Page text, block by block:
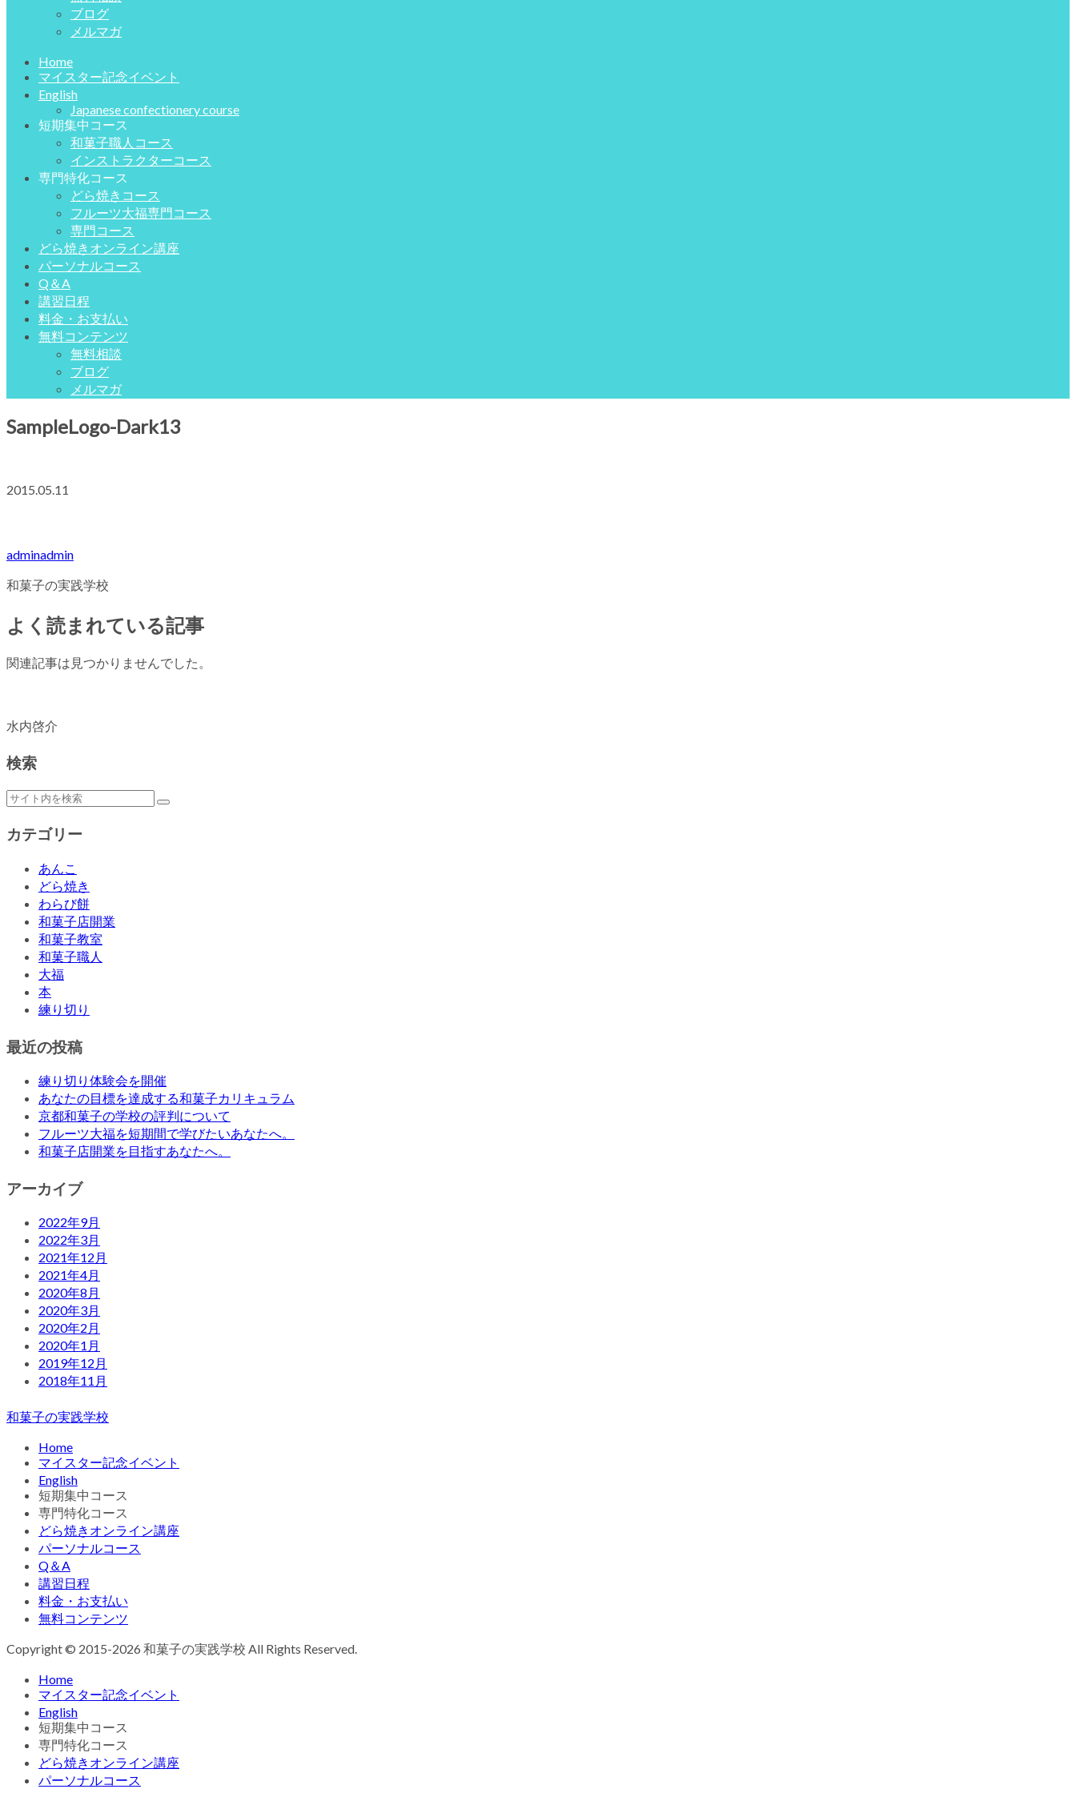
ブログ
メルマガ
Home
マイスター記念イベント
English
Japanese confectionery course
短期集中コース
和菓子職人コース
インストラクターコース
専門特化コース
どら焼きコース
フルーツ大福専門コース
専門コース
どら焼きオンライン講座
パーソナルコース
Q＆A
講習日程
料金・お支払い
無料コンテンツ
無料相談
ブログ
メルマガ
SampleLogo-Dark13
2015.05.11
adminadmin
和菓子の実践学校
よく読まれている記事
関連記事は見つかりませんでした。
水内啓介
検索
カテゴリー
あんこ
どら焼き
わらび餅
和菓子店開業
和菓子教室
和菓子職人
大福
本
練り切り
最近の投稿
練り切り体験会を開催
あなたの目標を達成する和菓子カリキュラム
京都和菓子の学校の評判について
フルーツ大福を短期間で学びたいあなたへ。
和菓子店開業を目指すあなたへ。
アーカイブ
2022年9月
2022年3月
2021年12月
2021年4月
2020年8月
2020年3月
2020年2月
2020年1月
2019年12月
2018年11月
和菓子の実践学校
Home
マイスター記念イベント
English
短期集中コース
専門特化コース
どら焼きオンライン講座
パーソナルコース
Q＆A
講習日程
料金・お支払い
無料コンテンツ
Copyright © 2015-2026 和菓子の実践学校 All Rights Reserved.
Home
マイスター記念イベント
English
短期集中コース
専門特化コース
どら焼きオンライン講座
パーソナルコース